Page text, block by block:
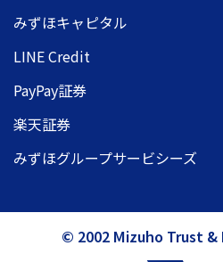
みずほキャピタル
LINE Credit
PayPay証券
楽天証券
みずほグループサービシーズ
© 2002 Mizuho Trust &